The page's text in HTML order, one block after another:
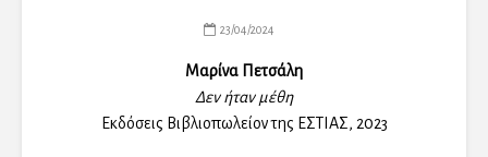
23/04/2024
Μαρίνα Πετσάλη
Δεν ήταν μέθη
Εκδόσεις Βιβλιοπωλείον της ΕΣΤΙΑΣ, 2023